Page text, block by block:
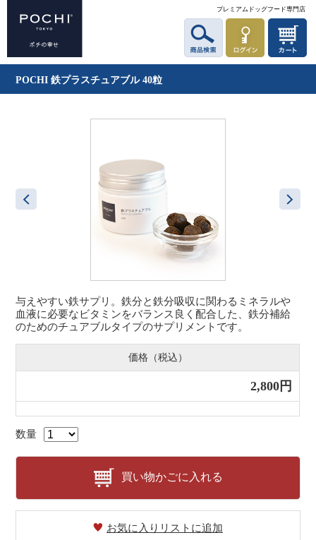
プレミアムドッグフード専門店
POCHI 鉄プラスチュアブル 40粒
与えやすい鉄サプリ。鉄分と鉄分吸収に関わるミネラルや
血液に必要なビタミンをバランス良く配合した、鉄分補給
のためのチュアブルタイプのサプリメントです。
価格（税込）
2,800円
数量
買い物かごに入れる
お気に入りリストに追加